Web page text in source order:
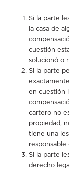
Si la parte
la casa de
cuestión
solucionó o
Si la parte
en cuestión
cartero no
propiedad,
tiene una
responsable
Si la parte
derecho